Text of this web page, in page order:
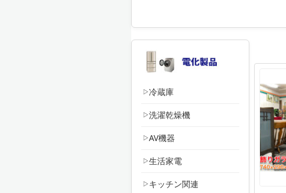
冷蔵庫
洗濯乾燥機
AV機器
生活家電
キッチン関連